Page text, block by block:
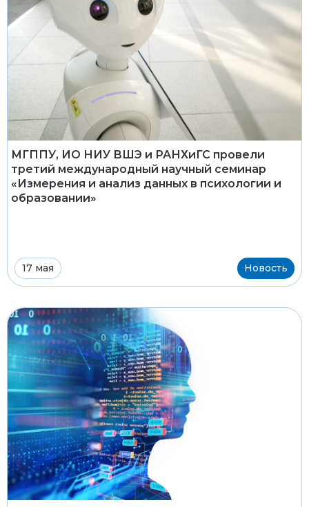
МГППУ, ИО НИУ ВШЭ и РАНХиГС провели
третий международный научный семинар
«Измерения и анализ данных в психологии и
образовании»
17 мая Новость